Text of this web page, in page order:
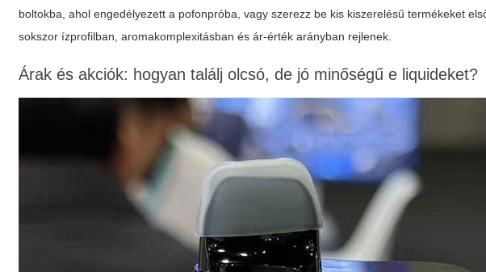
boltokba, ahol engedélyezett a pofonpróba, vagy szerezz be kis kiszerelésű termékeket
sokszor ízprofilban, aromakomplexitásban és ár-érték arányban rejlenek.
Árak és akciók: hogyan találj olcsó, de jó minőségű e liquideket?